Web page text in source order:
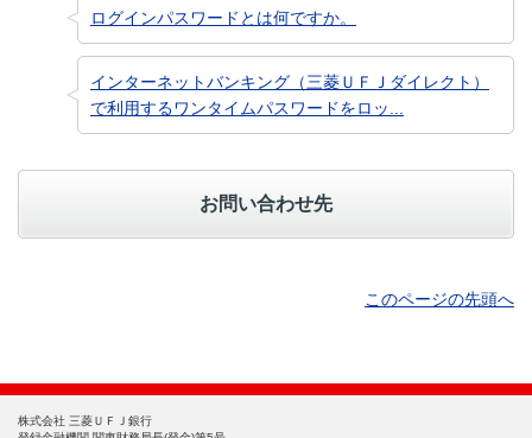
ログインパスワードとは何ですか。
インターネットバンキング（三菱ＵＦＪダイレクト）
で利用するワンタイムパスワードをロッ...
お問い合わせ先
このページの先頭へ
株式会社 三菱ＵＦＪ銀行